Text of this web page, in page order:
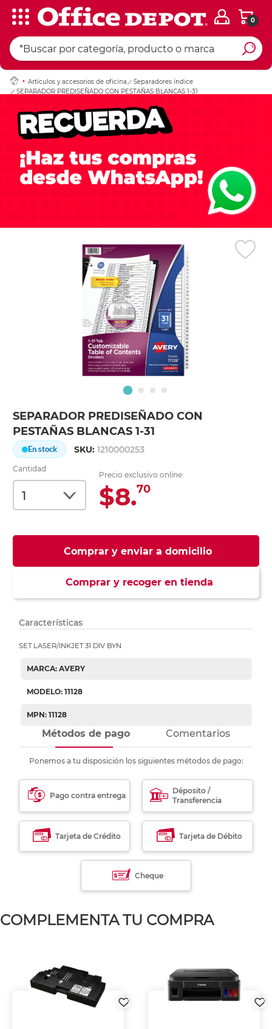
0
Artículos y accesorios de oficina
Separadores índice
SEPARADOR PREDISEÑADO CON PESTAÑAS BLANCAS 1-31
SEPARADOR PREDISEÑADO CON
PESTAÑAS BLANCAS 1-31
En stock SKU:1210000253
Cantidad
Precio exclusivo online:
$8.70
Comprar y enviar a domicilio
Comprar y recoger en tienda
Ingresar Codigo
Características
SET LASER/INKJET 31 DIV BYN
MARCA: AVERY
MODELO: 11128
MPN: 11128
Métodos de pago Comentarios
Ponemos a tu disposición los siguientes métodos de pago:
Pago contra entrega
Déposito /
Transferencia
Tarjeta de Crédito Tarjeta de Débito
Cheque
COMPLEMENTA TU COMPRA